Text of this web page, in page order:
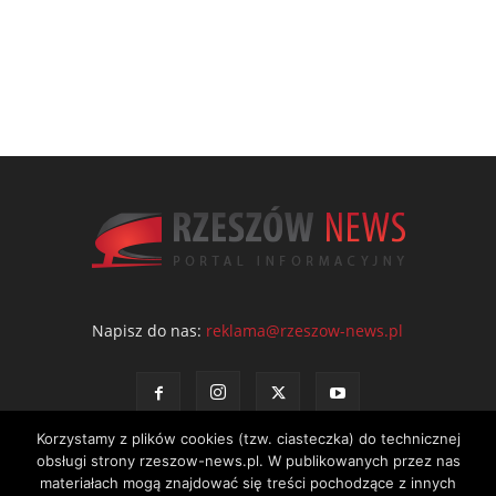
Napisz do nas: reklama@rzeszow-news.pl
Korzystamy z plików cookies (tzw. ciasteczka) do technicznej
obsługi strony rzeszow-news.pl. W publikowanych przez nas
materiałach mogą znajdować się treści pochodzące z innych